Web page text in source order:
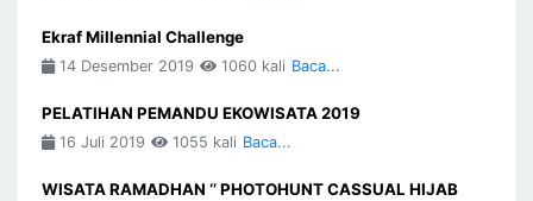
Ekraf Millennial Challenge
14 Desember 2019 1060 kali Baca...
PELATIHAN PEMANDU EKOWISATA 2019
16 Juli 2019 1055 kali Baca...
WISATA RAMADHAN ‘’ PHOTOHUNT CASSUAL HIJAB